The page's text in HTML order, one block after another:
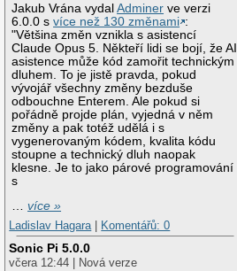
Jakub Vrána vydalAdminer ve verzi
6.0.0 svíce než 130 změnami :
"Většina změn vznikla s asistencí
Claude Opus 5. Někteří lidi se bojí, že AI
asistence může kód zamořit technickým
dluhem. To je jistě pravda, pokud
vývojář všechny změny bezduše
odbouchne Enterem. Ale pokud si
pořádně projde plán, vyjedná v něm
změny a pak totéž udělá i s
vygenerovaným kódem, kvalita kódu
stoupne a technický dluh naopak
klesne. Je to jako párové programování
s
…více »
Ladislav Hagara
Komentářů: 0
Sonic Pi 5.0.0
včera 12:44 | Nová verze